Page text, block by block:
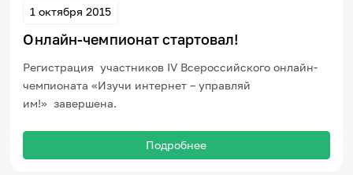
1 октября 2015
Онлайн-чемпионат стартовал!
Регистрация участников IV Всероссийского онлайн-
чемпионата «Изучи интернет – управляй
им!» завершена.
Подробнее